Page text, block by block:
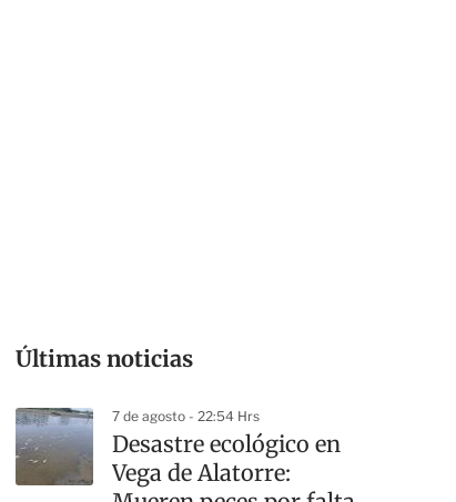
Últimas noticias
7 de agosto - 22:54 Hrs
Desastre ecológico en
Vega de Alatorre: